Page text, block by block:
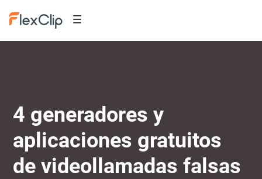
4 generadores y
aplicaciones gratuitos
de videollamadas falsas